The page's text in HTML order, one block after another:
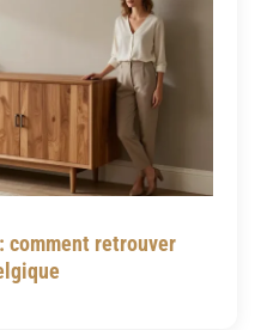
comment retrouver